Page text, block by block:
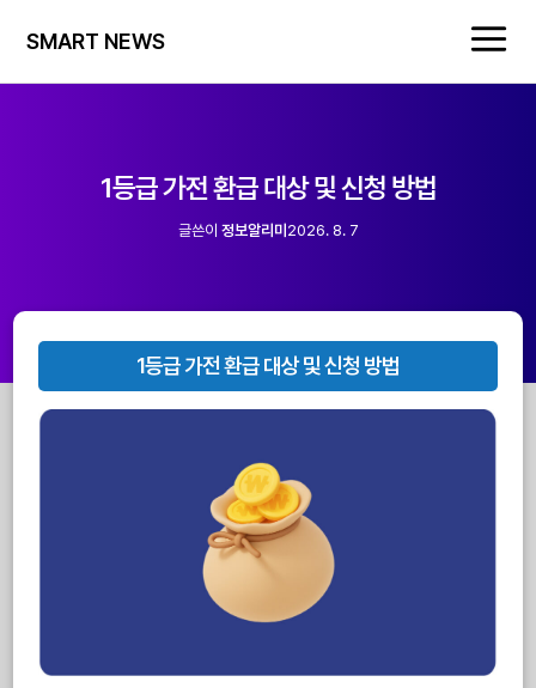
SMART NEWS
1등급 가전 환급 대상 및 신청 방법
글쓴이 정보알리미2026. 8. 7
1등급 가전 환급 대상 및 신청 방법